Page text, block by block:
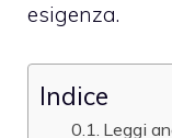
esigenza.
Indice
Leggi